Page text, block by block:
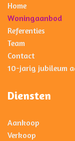
Home
Woningaanbod
Referenties
Team
Contact
10-jarig jubileum
Diensten
Aankoop
Verkoop